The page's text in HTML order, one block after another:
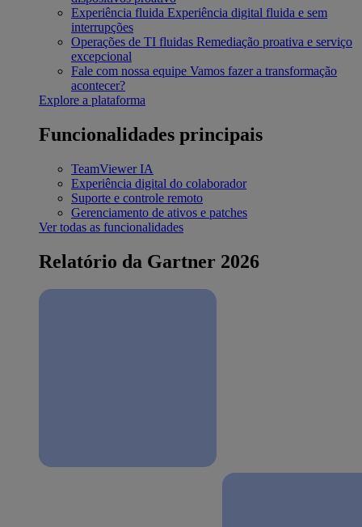
Experiência fluida Experiência digital fluida e sem
interrupções
Operações de TI fluidas Remediação proativa e serviço
excepcional
Fale com nossa equipe Vamos fazer a transformação
acontecer?
Explore a plataforma
Funcionalidades principais
TeamViewer IA
Experiência digital do colaborador
Suporte e controle remoto
Gerenciamento de ativos e patches
Ver todas as funcionalidades
Relatório da Gartner 2026